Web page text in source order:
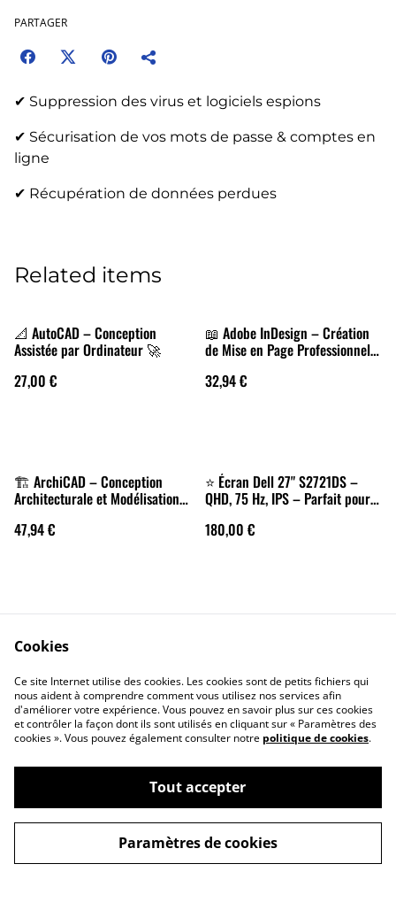
PARTAGER
✔ Suppression des virus et logiciels espions
✔ Sécurisation de vos mots de passe & comptes en
ligne
✔ Récupération de données perdues
Related items
📐 AutoCAD – Conception
Assistée par Ordinateur 🚀
27,00 €
📖 Adobe InDesign – Création
de Mise en Page Professionnelle
32,94 €
🏗️ ArchiCAD – Conception
Architecturale et Modélisation
47,94 €
⭐ Écran Dell 27" S2721DS –
QHD, 75 Hz, IPS – Parfait pour
multimédia
180,00 €
Contactez-nous
Conditions
Politique de
confidentialité
Politique de cookies
©2026
TUTOSPHERE - Informatique pour Pros &
Particuliers
Cookies
Ce site Internet utilise des cookies. Les cookies sont de petits fichiers qui
nous aident à comprendre comment vous utilisez nos services afin
d'améliorer votre expérience. Vous pouvez en savoir plus sur ces cookies
et contrôler la façon dont ils sont utilisés en cliquant sur « Paramètres des
cookies ». Vous pouvez également consulter notre politique de cookies.
Tout accepter
Paramètres de cookies